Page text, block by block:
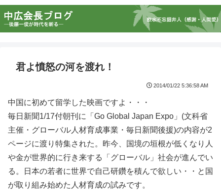
君よ憤怒の河を渡れ！
2014/01/22 5:36:58 AM
中国に初めて留学した映画ですよ・・・
毎日新聞1/17付朝刊に「Go Global Japan Expo」(文科省
主催・グローバル人材育成事業・毎日新聞後援)の内容が2
ページに渡り特集された。昨今、国境の垣根が低くなり人
や金が世界的に行き来する「グローバル」社会が進んでい
る。日本の若者に世界で自己研鑽を積んで欲しい・・と国
が取り組み始めた人材育成の試みです。